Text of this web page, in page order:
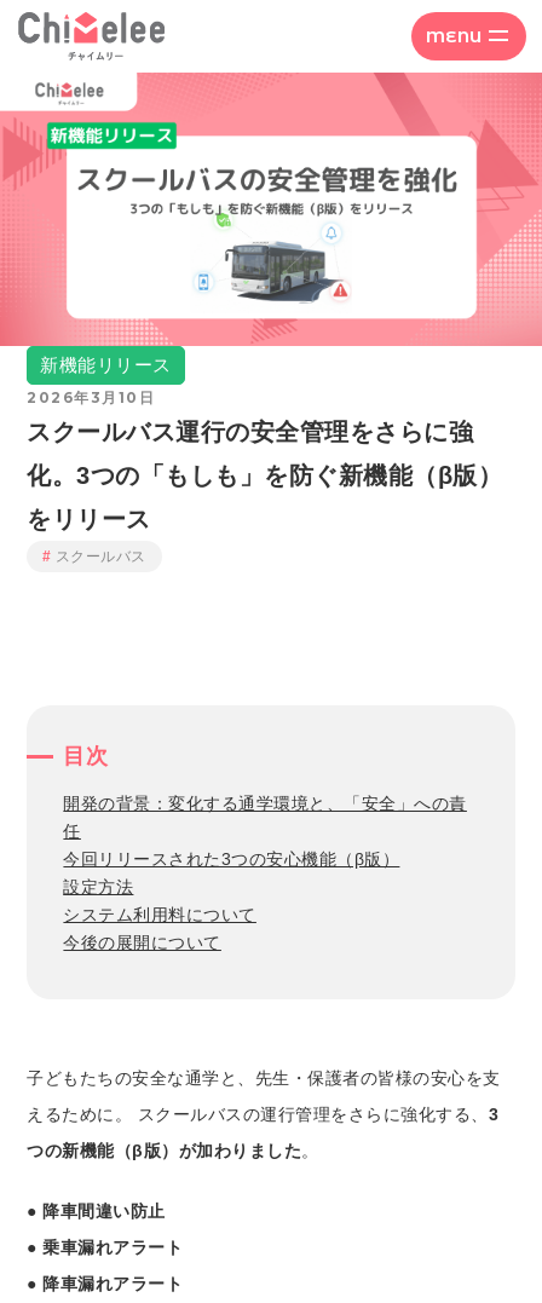
MENU
新機能リリース
2026年3月10日
スクールバス運行の安全管理をさらに強
化。3つの「もしも」を防ぐ新機能（β版）
をリリース
スクールバス
目次
開発の背景：変化する通学環境と、「安全」への責
任
今回リリースされた3つの安心機能（β版）
設定方法
システム利用料について
今後の展開について
子どもたちの安全な通学と、先生・保護者の皆様の安心を支
えるために。 スクールバスの運行管理をさらに強化する、 3
つの新機能（β版）が加わりました。
● 降車間違い防止
● 乗車漏れアラート
● 降車漏れアラート